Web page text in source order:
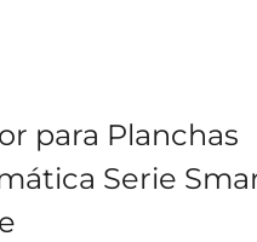
para Planchas
Serie